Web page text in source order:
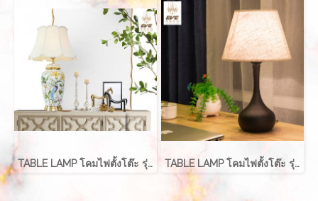
TABLE LAMP โคมไฟตั้งโต๊ะ รุ่น EVE-00227 TABLE LAMP โคมไฟตั้งโต๊ะ รุ่น EVE-00212